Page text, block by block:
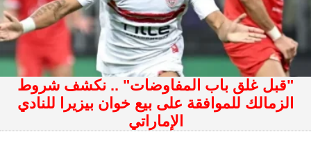
"قبل غلق باب المفاوضات" .. نكشف شروط
الزمالك للموافقة على بيع خوان بيزيرا للنادي
الإماراتي